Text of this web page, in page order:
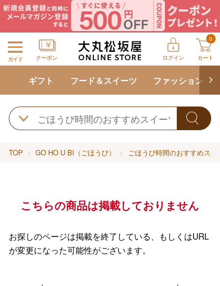
ガイド クーポン ログイン
0
カート
ギフト フード＆スイーツ ファッション
TOP GO HO U BI（ごほうび） ごほうび時間のおすすめスイ
こちらの商品は掲載しておりません
お探しのページは掲載を終了している、もしくはURL
が変更になった可能性がございます。